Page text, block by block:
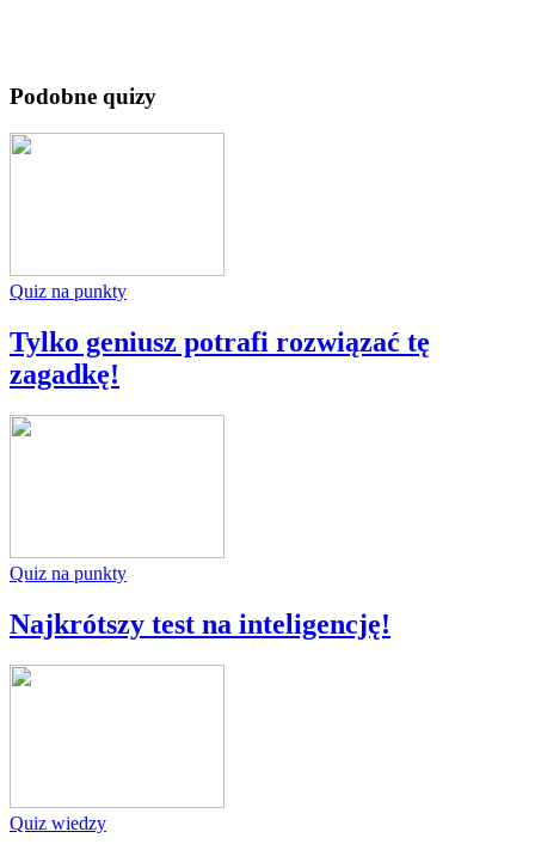
Podobne quizy
Quiz na punkty
Tylko geniusz potrafi rozwiązać tę
zagadkę!
Quiz na punkty
Najkrótszy test na inteligencję!
Quiz wiedzy